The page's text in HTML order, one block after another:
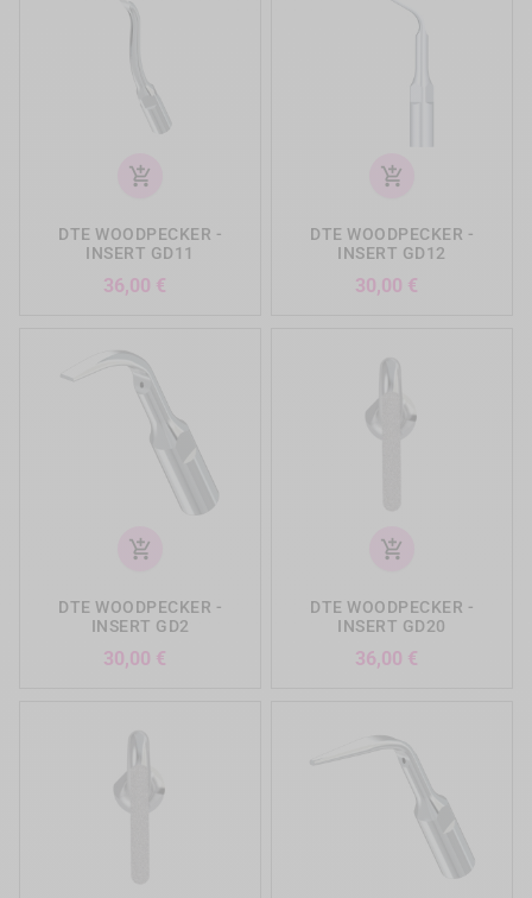
add_shopping_cart
DTE WOODPECKER -
INSERT GD11
36,00 €
add_shopping_cart
DTE WOODPECKER -
INSERT GD12
30,00 €
add_shopping_cart
DTE WOODPECKER -
INSERT GD2
30,00 €
add_shopping_cart
DTE WOODPECKER -
INSERT GD20
36,00 €